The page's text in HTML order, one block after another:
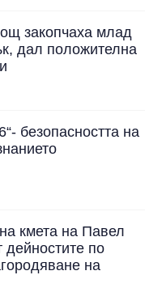
закопчаха млад
дал положителна
безопасността на
кмета на Павел
по
на